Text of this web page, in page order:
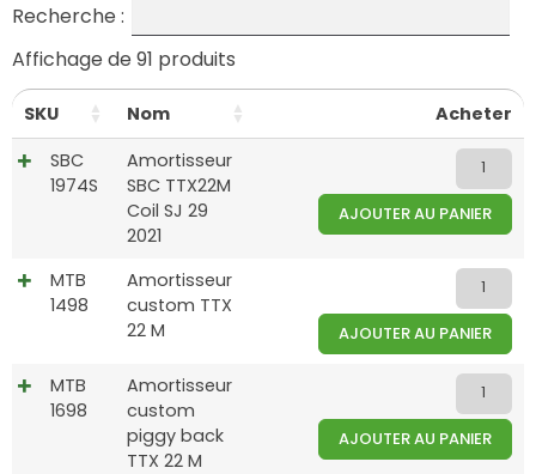
Recherche :
Affichage de 91 produits
SKU Nom
Acheter
SBC
1974S
Amortisseur
SBC TTX22M
Coil SJ 29
2021
AJOUTER AU PANIER
MTB
1498
Amortisseur
custom TTX
22 M
AJOUTER AU PANIER
MTB
1698
Amortisseur
custom
piggy back
TTX 22 M
AJOUTER AU PANIER